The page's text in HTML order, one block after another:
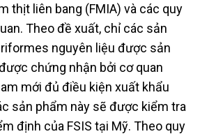
thịt liên bang (FMIA) và các quy
Theo đề xuất, chỉ các sản
nguyên liệu được sản
chứng nhận bởi cơ quan
mới đủ điều kiện xuất khẩu
sản phẩm này sẽ được kiểm tra
định của FSIS tại Mỹ. Theo quy